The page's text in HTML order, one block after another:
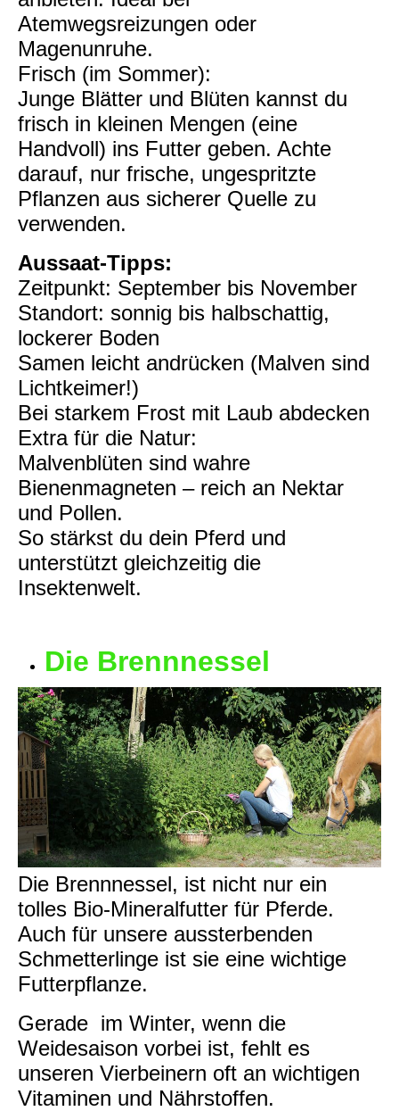
Atemwegsreizungen oder
Magenunruhe.
Frisch (im Sommer):
Junge Blätter und Blüten kannst du
frisch in kleinen Mengen (eine
Handvoll) ins Futter geben. Achte
darauf, nur frische, ungespritzte
Pflanzen aus sicherer Quelle zu
verwenden.
Aussaat-Tipps:
Zeitpunkt: September bis November
Standort: sonnig bis halbschattig,
lockerer Boden
Samen leicht andrücken (Malven sind
Lichtkeimer!)
Bei starkem Frost mit Laub abdecken
Extra für die Natur:
Malvenblüten sind wahre
Bienenmagneten – reich an Nektar
und Pollen.
So stärkst du dein Pferd und
unterstützt gleichzeitig die
Insektenwelt.
Die Brennnessel
Die Brennnessel, ist nicht nur ein
tolles Bio-Mineralfutter für Pferde.
Auch für unsere aussterbenden
Schmetterlinge ist sie eine wichtige
Futterpflanze.
Gerade im Winter, wenn die
Weidesaison vorbei ist, fehlt es
unseren Vierbeinern oft an wichtigen
Vitaminen und Nährstoffen.